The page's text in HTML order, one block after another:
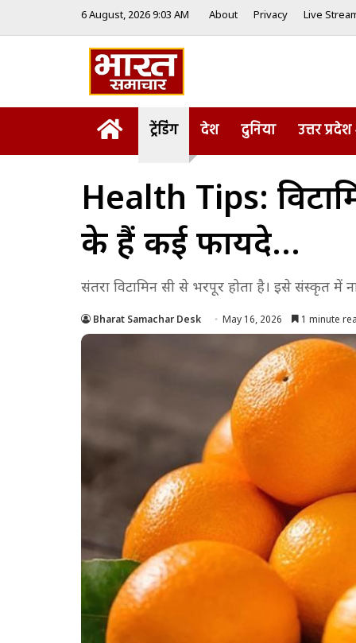
6 August, 2026 9:03 AM About Privacy Live
Homeट्रेंडिंग देश दुनिया उत्तर प्रदेश
Health Tips:
के हैं कई फायदे…
संतरा विटामिन सी से भरपूर होता है। इसे संस्कृत में
Bharat Samachar Desk May 16, 2026 1 minute